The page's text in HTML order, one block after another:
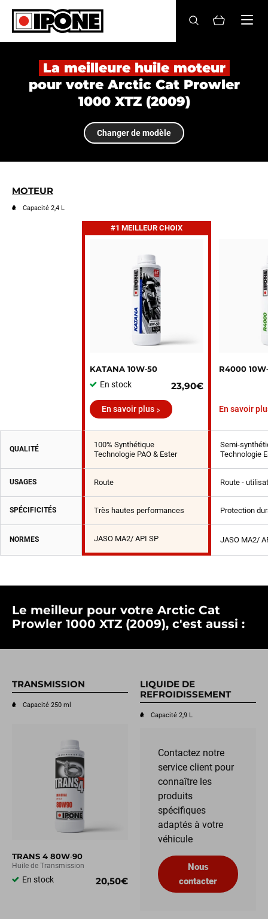
Ipone
HUILES MOTEUR
ENTRETIEN
MAINTENANCE
Revendeurs
BE
La meilleure huile moteur
pour votre Arctic Cat Prowler
1000 XTZ (2009)
Changer de modèle
MOTEUR
Capacité 2,4 L
#1 MEILLEUR CHOIX
KATANA 10W‑50
En stock
23,90€
R4000
En savoir plus En savoir
QUALITÉ
100% Synthétique
Technologie PAO & Ester
Semi-
Technologie
USAGES Route Route -
SPÉCIFICITÉS Très hautes performances Protection
NORMES JASO MA2/ API SP JASO MA2/
Le meilleur pour votre Arctic Cat
Prowler 1000 XTZ (2009), c'est aussi :
TRANSMISSION
Capacité 250 ml
TRANS 4 80W‑90
Huile de Transmission
En stock 20,50€
LIQUIDE DE
REFROIDISSEMENT
Capacité 2,9 L
Contactez notre
service client pour
connaître les
produits
spécifiques
adaptés à votre
véhicule
Nous
contacter